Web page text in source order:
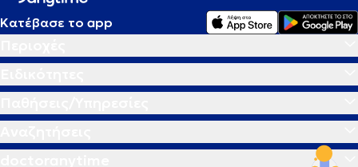
Κατέβασε το app